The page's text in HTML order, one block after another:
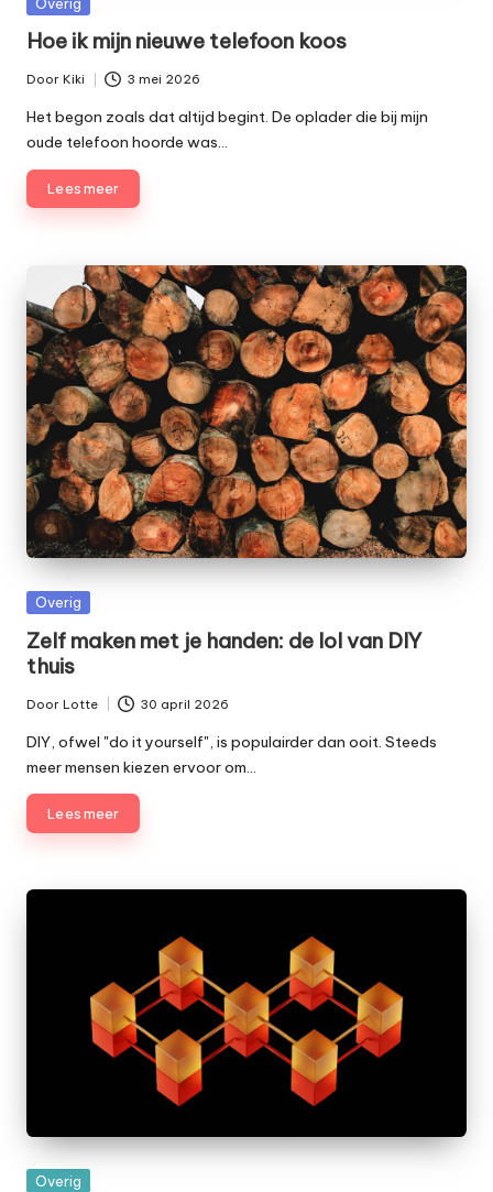
Hoe ik mijn nieuwe telefoon koos
door
Door Kiki 3 mei 2026
Het begon zoals dat altijd begint. De oplader die bij mijn
oude telefoon hoorde was…
Lees meer
Geplaatst
Overig
Zelf maken met je handen: de lol van DIY
thuis
Geplaatst
door
Door Lotte 30 april 2026
DIY, ofwel "do it yourself", is populairder dan ooit. Steeds
meer mensen kiezen ervoor om…
Lees meer
Geplaatst
Overig